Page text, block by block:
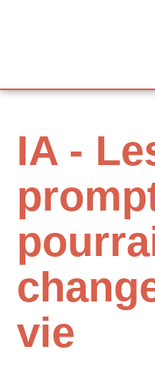
IA -
vie